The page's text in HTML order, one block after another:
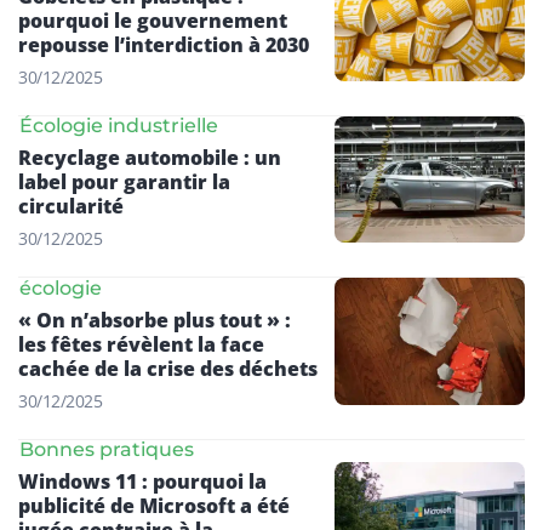
pourquoi le gouvernement
repousse l’interdiction à 2030
30/12/2025
Écologie industrielle
Recyclage automobile : un
label pour garantir la
circularité
30/12/2025
écologie
« On n’absorbe plus tout » :
les fêtes révèlent la face
cachée de la crise des déchets
30/12/2025
Bonnes pratiques
Windows 11 : pourquoi la
publicité de Microsoft a été